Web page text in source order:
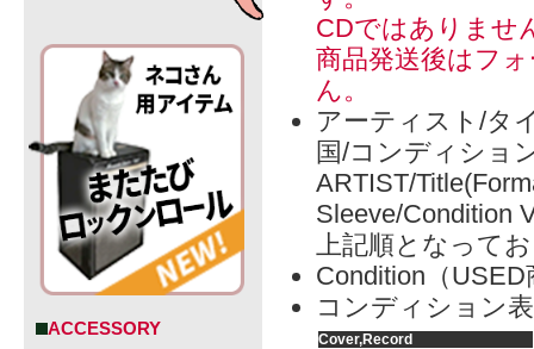
ACCESSORY
CDではありませ
商品発送後はフ
ん。
アーティスト/タ
国/コンディショ
ARTIST/
Sleeve/Condition
上記順となって
Condition（
コンディション
Cover,Record